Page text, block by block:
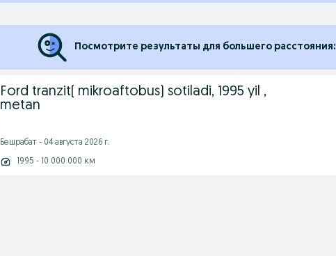
Посмотрите результаты для большего расстояния:
Ford tranzit( mikroaftobus) sotiladi, 1995 yil ,
metan
Бешрабат - 04 августа 2026 г.
1995 - 10 000 000 км